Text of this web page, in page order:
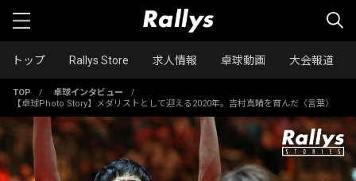
トップ Rallys Store 求人情報 卓球動画 大会報道
TOP / 卓球インタビュー
/
【卓球Photo Story】メダリストとして迎える2020年。吉村真晴を育んだ〈言葉〉